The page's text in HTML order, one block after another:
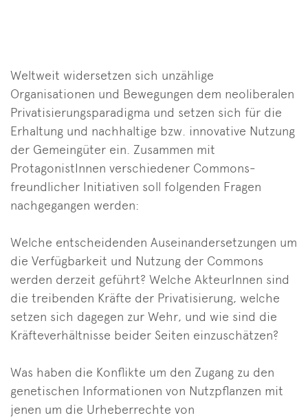
Weltweit widersetzen sich unzählige
Organisationen und Bewegungen dem neoliberalen
Privatisierungsparadigma und setzen sich für die
Erhaltung und nachhaltige bzw. innovative Nutzung
der Gemeingüter ein. Zusammen mit
ProtagonistInnen verschiedener Commons-
freundlicher Initiativen soll folgenden Fragen
nachgegangen werden:
Welche entscheidenden Auseinandersetzungen um
die Verfügbarkeit und Nutzung der Commons
werden derzeit geführt? Welche AkteurInnen sind
die treibenden Kräfte der Privatisierung, welche
setzen sich dagegen zur Wehr, und wie sind die
Kräfteverhältnisse beider Seiten einzuschätzen?
Was haben die Konflikte um den Zugang zu den
genetischen Informationen von Nutzpflanzen mit
jenen um die Urheberrechte von